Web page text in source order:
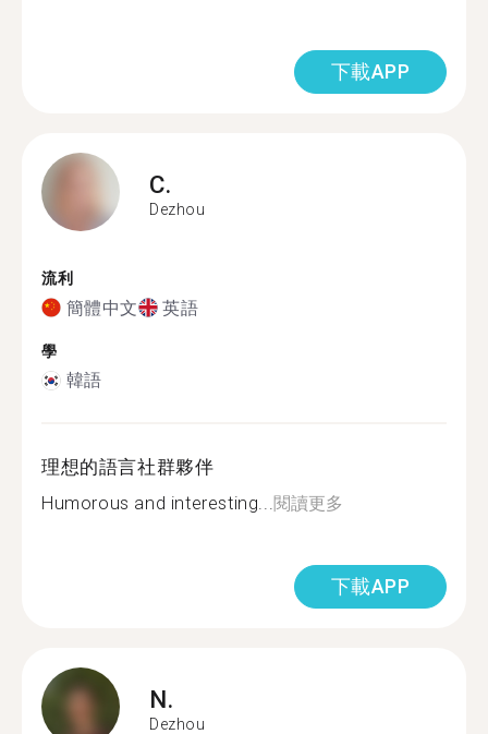
下載APP
C.
Dezhou
流利
簡體中文 英語
學
韓語
理想的語言社群夥伴
Humorous and interesting...閱讀更多
下載APP
N.
Dezhou